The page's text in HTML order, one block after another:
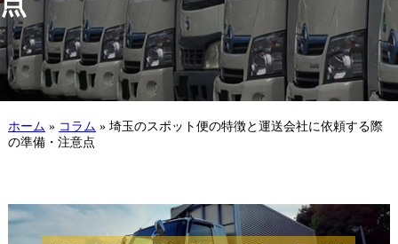
ホーム » コラム » 埼玉のスポット便の特徴と運送会社に依頼する際
の準備・注意点